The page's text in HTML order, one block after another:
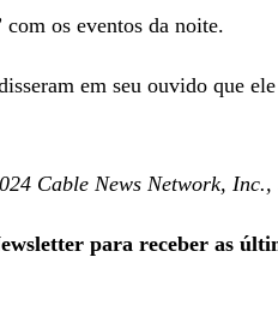
com os eventos da noite.
em seu ouvido que
Cable News Network, Inc.,
para receber as